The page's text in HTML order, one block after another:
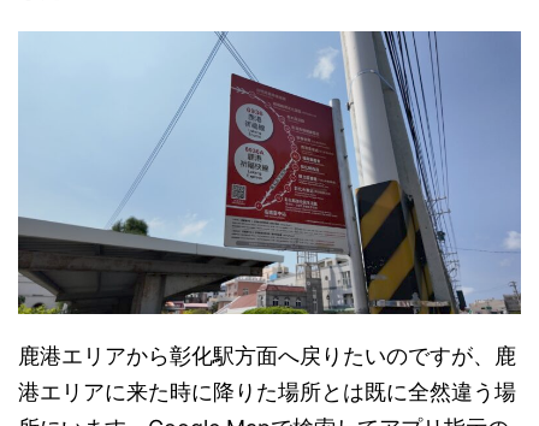
鹿港エリアから彰化駅方面へ戻りたいのですが、鹿
港エリアに来た時に降りた場所とは既に全然違う場